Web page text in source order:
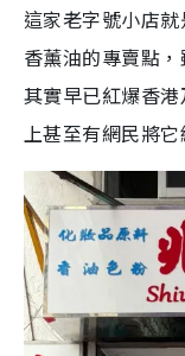
這家老字號小店
香薰油的專賣點
其實早已紅爆香
上甚至有網民將